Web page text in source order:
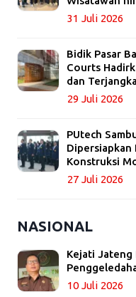
31 Juli 2026
Bidik Pasar
Courts
dan
29 Juli 2026
PUtech
Dipersiapkan
Konstruksi
27 Juli 2026
NASIONAL
Kejati Jateng
10 Juli 2026